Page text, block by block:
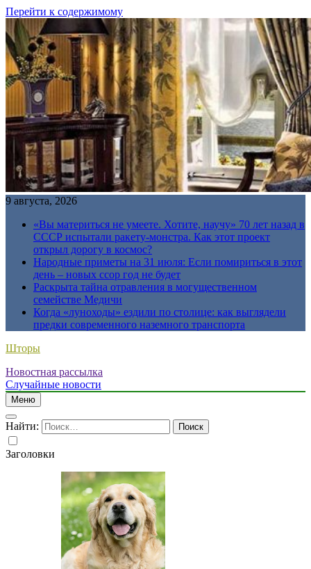
Перейти к содержимому
9 августа, 2026
«Вы материться не умеете. Хотите, научу» 70 лет назад в
СССР испытали ракету-монстра. Как этот проект
открыл дорогу в космос?
Народные приметы на 31 июля: Если помириться в этот
день – новых ссор год не будет
Раскрыта тайна отравления в могущественном
семействе Медичи
Когда «луноходы» ездили по столице: как выглядели
предки современного наземного транспорта
Шторы
Новостная рассылка
Случайные новости
Меню
Найти:
Заголовки